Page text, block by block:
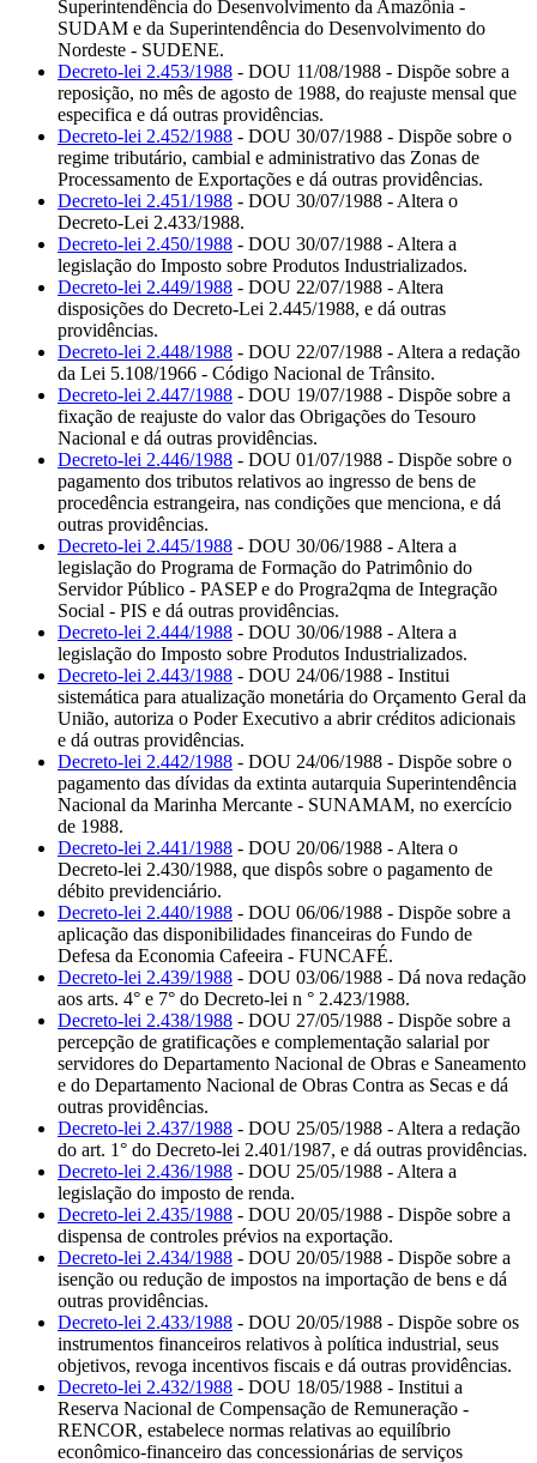
Superintendência do Desenvolvimento da Amazônia -
SUDAM e da Superintendência do Desenvolvimento do
Nordeste - SUDENE.
Decreto-lei 2.453/1988 - DOU 11/08/1988 - Dispõe sobre a
reposição, no mês de agosto de 1988, do reajuste mensal que
especifica e dá outras providências.
Decreto-lei 2.452/1988 - DOU 30/07/1988 - Dispõe sobre o
regime tributário, cambial e administrativo das Zonas de
Processamento de Exportações e dá outras providências.
Decreto-lei 2.451/1988 - DOU 30/07/1988 - Altera o
Decreto-Lei 2.433/1988.
Decreto-lei 2.450/1988 - DOU 30/07/1988 - Altera a
legislação do Imposto sobre Produtos Industrializados.
Decreto-lei 2.449/1988 - DOU 22/07/1988 - Altera
disposições do Decreto-Lei 2.445/1988, e dá outras
providências.
Decreto-lei 2.448/1988 - DOU 22/07/1988 - Altera a redação
da Lei 5.108/1966 - Código Nacional de Trânsito.
Decreto-lei 2.447/1988 - DOU 19/07/1988 - Dispõe sobre a
fixação de reajuste do valor das Obrigações do Tesouro
Nacional e dá outras providências.
Decreto-lei 2.446/1988 - DOU 01/07/1988 - Dispõe sobre o
pagamento dos tributos relativos ao ingresso de bens de
procedência estrangeira, nas condições que menciona, e dá
outras providências.
Decreto-lei 2.445/1988 - DOU 30/06/1988 - Altera a
legislação do Programa de Formação do Patrimônio do
Servidor Público - PASEP e do Progra2qma de Integração
Social - PIS e dá outras providências.
Decreto-lei 2.444/1988 - DOU 30/06/1988 - Altera a
legislação do Imposto sobre Produtos Industrializados.
Decreto-lei 2.443/1988 - DOU 24/06/1988 - Institui
sistemática para atualização monetária do Orçamento Geral da
União, autoriza o Poder Executivo a abrir créditos adicionais
e dá outras providências.
Decreto-lei 2.442/1988 - DOU 24/06/1988 - Dispõe sobre o
pagamento das dívidas da extinta autarquia Superintendência
Nacional da Marinha Mercante - SUNAMAM, no exercício
de 1988.
Decreto-lei 2.441/1988 - DOU 20/06/1988 - Altera o
Decreto-lei 2.430/1988, que dispôs sobre o pagamento de
débito previdenciário.
Decreto-lei 2.440/1988 - DOU 06/06/1988 - Dispõe sobre a
aplicação das disponibilidades financeiras do Fundo de
Defesa da Economia Cafeeira - FUNCAFÉ.
Decreto-lei 2.439/1988 - DOU 03/06/1988 - Dá nova redação
aos arts. 4° e 7° do Decreto-lei n ° 2.423/1988.
Decreto-lei 2.438/1988 - DOU 27/05/1988 - Dispõe sobre a
percepção de gratificações e complementação salarial por
servidores do Departamento Nacional de Obras e Saneamento
e do Departamento Nacional de Obras Contra as Secas e dá
outras providências.
Decreto-lei 2.437/1988 - DOU 25/05/1988 - Altera a redação
do art. 1° do Decreto-lei 2.401/1987, e dá outras providências.
Decreto-lei 2.436/1988 - DOU 25/05/1988 - Altera a
legislação do imposto de renda.
Decreto-lei 2.435/1988 - DOU 20/05/1988 - Dispõe sobre a
dispensa de controles prévios na exportação.
Decreto-lei 2.434/1988 - DOU 20/05/1988 - Dispõe sobre a
isenção ou redução de impostos na importação de bens e dá
outras providências.
Decreto-lei 2.433/1988 - DOU 20/05/1988 - Dispõe sobre os
instrumentos financeiros relativos à política industrial, seus
objetivos, revoga incentivos fiscais e dá outras providências.
Decreto-lei 2.432/1988 - DOU 18/05/1988 - Institui a
Reserva Nacional de Compensação de Remuneração -
RENCOR, estabelece normas relativas ao equilíbrio
econômico-financeiro das concessionárias de serviços